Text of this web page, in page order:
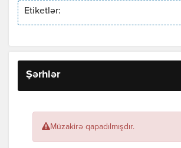
Etiketlər:
Şərhlər
Müzakirə qapadılmışdır.